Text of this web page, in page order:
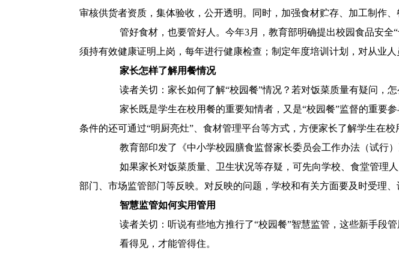
审核供货者资质，集体验收，公开透明。同时，加强食材贮存、加工制作
管好食材，也要管好人。今年3月，教育部明确提出校园食品安全“
须持有效健康证明上岗，每年进行健康检查；制定年度培训计划，对从业人
家长怎样了解用餐情况
读者关切：家长如何了解“校园餐”情况？若对饭菜质量有疑问，怎
家长既是学生在校用餐的重要知情者，又是“校园餐”监督的重要
条件的还可通过“明厨亮灶”、食材管理平台等方式，方便家长了解学生在校
教育部印发了《中小学校园膳食监督家长委员会工作办法（试行）
如果家长对饭菜质量、卫生状况等存疑，可先向学校、食堂管理
部门、市场监管部门等反映。对反映的问题，学校和有关方面要及时受理、
智慧监管如何实用管用
读者关切：听说有些地方推行了“校园餐”智慧监管，这些新手段管
看得见，才能管得住。